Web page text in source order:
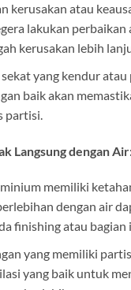
kerusakan atau
lakukan perbaikan
kerusakan lebih
yang kendur
baik akan
partisi.
Langsung dengan
memiliki
dengan air
finishing atau
yang memiliki
yang baik untuk